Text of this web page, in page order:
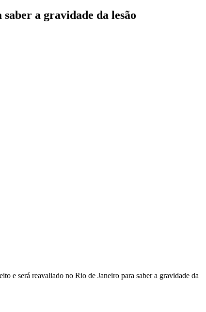
a gravidade da lesão
e será reavaliado no Rio de Janeiro para saber a gravidade da